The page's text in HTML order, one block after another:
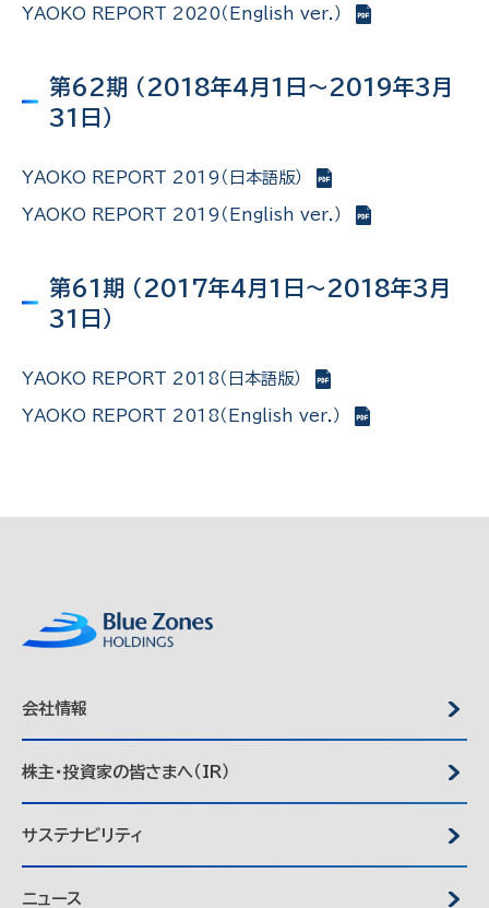
YAOKO REPORT 2020（English ver.）
第62期 （2018年4月1日～2019年3月
31日）
YAOKO REPORT 2019（日本語版）
YAOKO REPORT 2019（English ver.）
第61期 （2017年4月1日～2018年3月
31日）
YAOKO REPORT 2018（日本語版）
YAOKO REPORT 2018（English ver.）
会社情報
株主・投資家の皆さまへ（IR）
サステナビリティ
ニュース